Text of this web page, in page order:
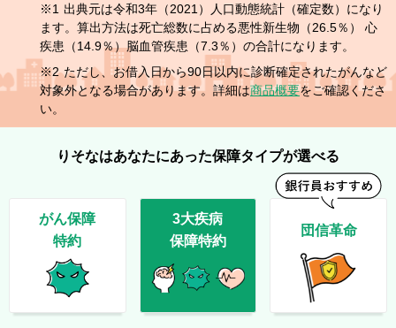
※1 出典元は令和3年（2021）人口動態統計（確定数）になり
ます。算出方法は死亡総数に占める悪性新生物（26.5％） 心
疾患（14.9％）脳血管疾患（7.3％）の合計になります。
※2 ただし、お借入日から90日以内に診断確定されたがんなど
対象外となる場合があります。詳細は商品概要をご確認くださ
い。
りそなはあなたにあった保障タイプが選べる
がん保障
特約
3大疾病
保障特約
団信革命